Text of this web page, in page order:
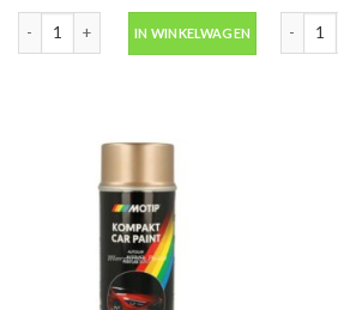
Motip Kompakt 51655 rood metallic autolak in
IN WINKELWAGEN
Motip